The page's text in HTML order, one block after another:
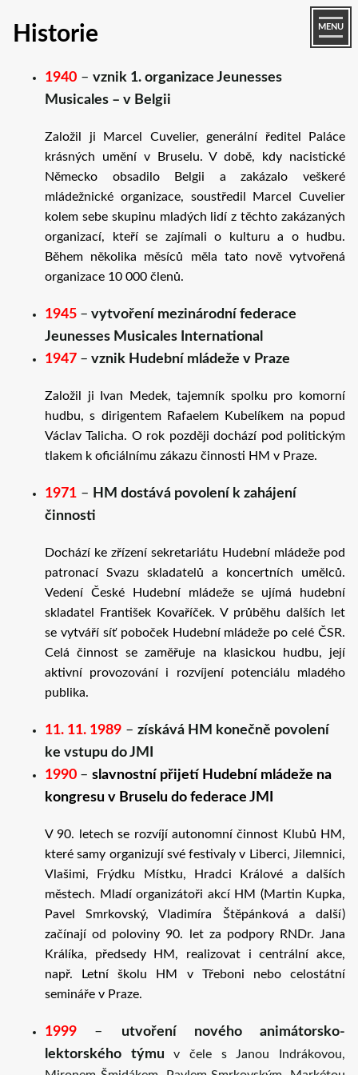
MENU
Historie
1940 – vznik 1. organizace Jeunesses
Musicales – v Belgii
Založil ji Marcel Cuvelier, generální ředitel Paláce
krásných umění v Bruselu. V době, kdy nacistické
Německo obsadilo Belgii a zakázalo veškeré
mládežnické organizace, soustředil Marcel Cuvelier
kolem sebe skupinu mladých lidí z těchto zakázaných
organizací, kteří se zajímali o kulturu a o hudbu.
Během několika měsíců měla tato nově vytvořená
organizace 10 000 členů.
1945 – vytvoření mezinárodní federace
Jeunesses Musicales International
1947 – vznik Hudební mládeže v Praze
Založil ji Ivan Medek, tajemník spolku pro komorní
hudbu, s dirigentem Rafaelem Kubelíkem na popud
Václav Talicha. O rok později dochází pod politickým
tlakem k oficiálnímu zákazu činnosti HM v Praze.
1971 – HM dostává povolení k zahájení
činnosti
Dochází ke zřízení sekretariátu Hudební mládeže pod
patronací Svazu skladatelů a koncertních umělců.
Vedení České Hudební mládeže se ujímá hudební
skladatel František Kovaříček. V průběhu dalších let
se vytváří síť poboček Hudební mládeže po celé ČSR.
Celá činnost se zaměřuje na klasickou hudbu, její
aktivní provozování i rozvíjení potenciálu mladého
publika.
11. 11. 1989 – získává HM konečně povolení
ke vstupu do JMI
1990 – slavnostní přijetí Hudební mládeže na
kongresu v Bruselu do federace JMI
V 90. letech se rozvíjí autonomní činnost Klubů HM,
které samy organizují své festivaly v Liberci, Jilemnici,
Vlašimi, Frýdku Místku, Hradci Králové a dalších
městech. Mladí organizátoři akcí HM (Martin Kupka,
Pavel Smrkovský, Vladimíra Štěpánková a další)
začínají od poloviny 90. let za podpory RNDr. Jana
Králíka, předsedy HM, realizovat i centrální akce,
např. Letní školu HM v Třeboni nebo celostátní
semináře v Praze.
1999 – utvoření nového animátorsko-
lektorského týmuv čele s Janou Indrákovou,